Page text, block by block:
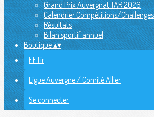
Grand Prix Auvergnat TAR 2026
Calendrier Compétitions/Challenges
Résultats
Bilan sportif annuel
Boutique▴▾
FFTir
Ligue Auvergne / Comité Allier
Se connecter